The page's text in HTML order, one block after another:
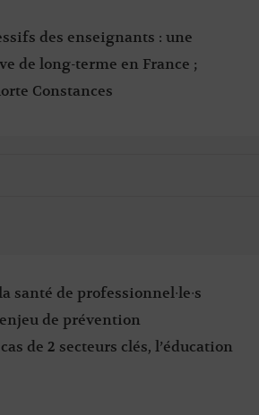
des enseignants : une
de long-terme en France ;
Constances
santé de professionnel∙le∙s
enjeu de prévention
de 2 secteurs clés, l’éducation